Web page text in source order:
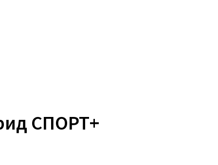
СПОРТ+